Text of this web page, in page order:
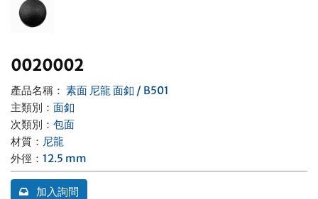
0020002
產品名稱： 素面 尼龍 面釦 / B501
主類別 ： 面釦
次類別 ： 包面
材質 ： 尼龍
外徑 ： 12.5 mm
加入詢問